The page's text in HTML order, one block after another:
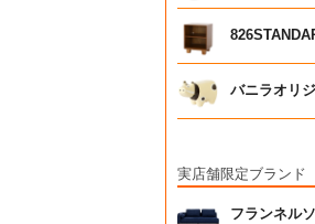
バニラオリ
実店舗限定ブランド
フランネル